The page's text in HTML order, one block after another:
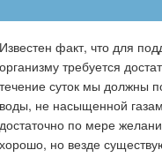
Известен факт, что для
организму требуется
течение суток мы должны
воды, не насыщенной
достаточно по мере
хорошо, но везде